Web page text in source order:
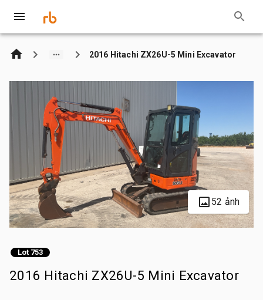
2016 Hitachi ZX26U-5 Mini Excavator
52 ảnh
Lot 753
2016 Hitachi ZX26U-5 Mini Excavator